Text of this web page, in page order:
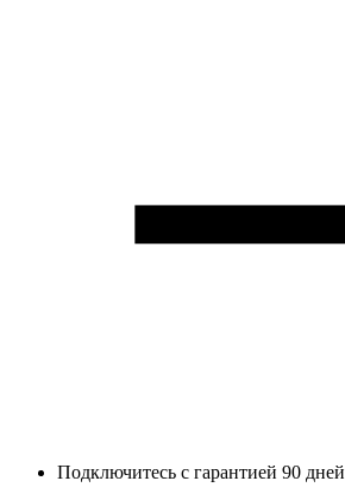
Подключитесь с гарантией 90 дней